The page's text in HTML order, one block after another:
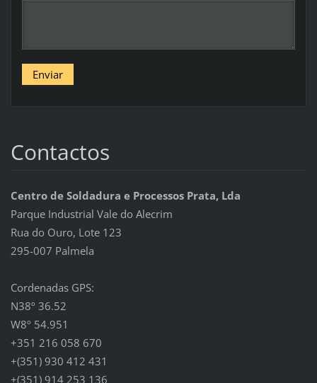
Contactos
Centro de Soldadura e Processos Prata, Lda
Parque Industrial Vale do Alecrim
Rua do Ouro, Lote 123
295-007 Palmela
Cordenadas GPS:
N38º 36.52
W8º 54.951
+351 216 058 670
+(351) 930 412 431
+(351) 914 253 136